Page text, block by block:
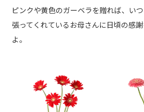
ピンクや黄色のガーベラを贈れば、い
張ってくれているお母さんに日頃の感
よ。